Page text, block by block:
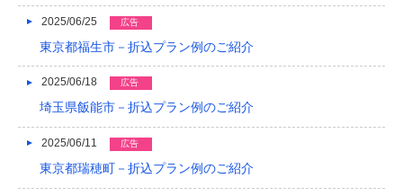
2017/09
2017/08
2017/06
2017/05
2017/04
2025/06/25 広告
東京都福生市－折込プラン例のご紹介
2025/06/18 広告
埼玉県飯能市－折込プラン例のご紹介
2025/06/11 広告
東京都瑞穂町－折込プラン例のご紹介